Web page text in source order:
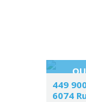
449
6074